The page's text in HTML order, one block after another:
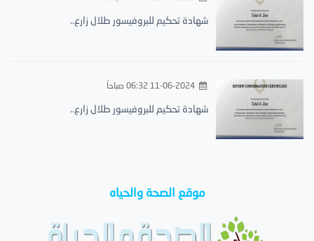
شهادة تحكيم للبروفيسور طلال زارع..
11-06-2024 06:32 صباحاً
شهادة تحكيم للبروفيسور طلال زارع..
موقع الصحة والحياه